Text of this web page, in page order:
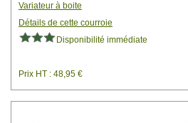
Variateur à boite
Détails de cette courroie
Disponibilité immédiate
Prix HT : 48,95 €